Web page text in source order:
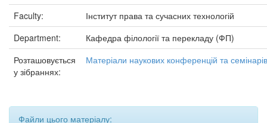
Faculty:
Інститут права та сучасних технологій
Department:
Кафедра філології та перекладу (ФП)
Розташовується
у зібраннях:
Матеріали наукових конференцій та семінарів
Файли цього матеріалу: